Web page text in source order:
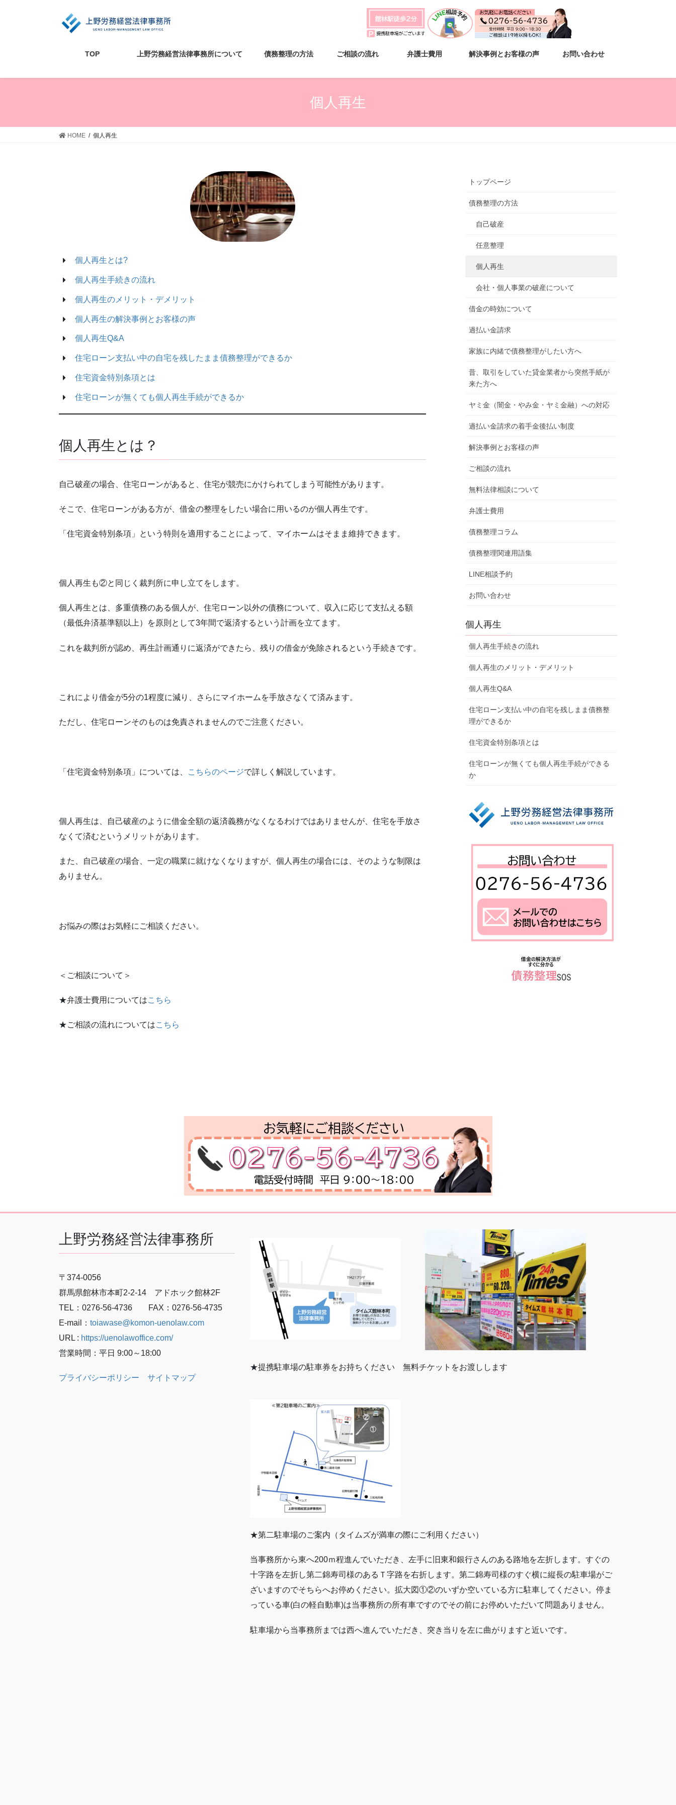
移
ン
TOP 上野労務経営法律事務所について 債務整理の方法 ご相談の流れ 弁護士費用 解決事例とお客様の声 お問い合わせ
個人再生
HOME 個人再生
個人再生とは?
個人再生手続きの流れ
個人再生のメリット・デメリット
個人再生の解決事例とお客様の声
個人再生Q&A
住宅ローン支払い中の自宅を残したまま債務整理ができるか
住宅資金特別条項とは
住宅ローンが無くても個人再生手続ができるか
個人再生とは？
自己破産の場合、住宅ローンがあると、住宅が競売にかけられてしまう可能性があります。
そこで、住宅ローンがある方が、借金の整理をしたい場合に用いるのが個人再生です。
「住宅資金特別条項」という特則を適用することによって、マイホームはそまま維持できます。
個人再生も②と同じく裁判所に申し立てをします。
個人再生とは、多重債務のある個人が、住宅ローン以外の債務について、収入に応じて支払える額
（最低弁済基準額以上）を原則として3年間で返済するという計画を立てます。
これを裁判所が認め、再生計画通りに返済ができたら、残りの借金が免除されるという手続きです。
これにより借金が5分の1程度に減り、さらにマイホームを手放さなくて済みます。
ただし、住宅ローンそのものは免責されませんのでご注意ください。
「住宅資金特別条項」については、 こちらのページで詳しく解説しています。
個人再生は、自己破産のように借金全額の返済義務がなくなるわけではありませんが、住宅を手放さ
なくて済むというメリットがあります。
また、自己破産の場合、一定の職業に就けなくなりますが、個人再生の場合には、そのような制限は
ありません。
お悩みの際はお気軽にご相談ください。
＜ご相談について＞
★弁護士費用についてはこちら
★ご相談の流れについてはこちら
トップページ
債務整理の方法
自己破産
任意整理
個人再生
会社・個人事業の破産について
借金の時効について
過払い金請求
家族に内緒で債務整理がしたい方へ
昔、取引をしていた貸金業者から突然手紙が
来た方へ
ヤミ金（闇金・やみ金・ヤミ金融）への対応
過払い金請求の着手金後払い制度
解決事例とお客様の声
ご相談の流れ
無料法律相談について
弁護士費用
債務整理コラム
債務整理関連用語集
LINE相談予約
お問い合わせ
個人再生
個人再生手続きの流れ
個人再生のメリット・デメリット
個人再生Q&A
住宅ローン支払い中の自宅を残しまま債務整
理ができるか
住宅資金特別条項とは
住宅ローンが無くても個人再生手続ができる
か
上野労務経営法律事務所
〒374-0056
群馬県館林市本町2-2-14 アドホック館林2F
TEL：0276-56-4736 FAX：0276-56-4735
E-mail： toiawase@komon-uenolaw.com
URL : https://uenolawoffice.com/
営業時間：平日 9:00～18:00
プライバシーポリシー サイトマップ
★提携駐車場の駐車券をお持ちください 無料チケットをお渡しします
★第二駐車場のご案内（タイムズが満車の際にご利用ください）
当事務所から東へ200ｍ程進んでいただき、左手に旧東和銀行さんのある路地を左折します。すぐの
十字路を左折し第二錦寿司様のあるＴ字路を右折します。第二錦寿司様のすぐ横に縦長の駐車場がご
ざいますのでそちらへお停めください。拡大図①②のいずか空いている方に駐車してください。停ま
っている車(白の軽自動車)は当事務所の所有車ですのでその前にお停めいただいて問題ありません。
駐車場から当事務所までは西へ進んでいただき、突き当りを左に曲がりますと近いです。